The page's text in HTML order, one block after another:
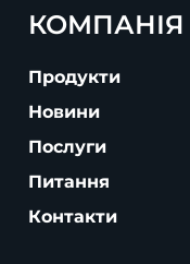
КОМПАНІЯ
Продукти
Новини
Послуги
Питання
Контакти